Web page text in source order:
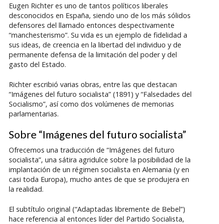
Eugen Richter es uno de tantos políticos liberales
desconocidos en España, siendo uno de los más sólidos
defensores del llamado entonces despectivamente
“manchesterismo”. Su vida es un ejemplo de fidelidad a
sus ideas, de creencia en la libertad del individuo y de
permanente defensa de la limitación del poder y del
gasto del Estado.
Richter escribió varias obras, entre las que destacan
“Imágenes del futuro socialista” (1891) y “Falsedades del
Socialismo”, así como dos volúmenes de memorias
parlamentarias.
Sobre “Imágenes del futuro socialista”
Ofrecemos una traducción de “Imágenes del futuro
socialista”, una sátira agridulce sobre la posibilidad de la
implantación de un régimen socialista en Alemania (y en
casi toda Europa), mucho antes de que se produjera en
la realidad.
El subtítulo original (“Adaptadas libremente de Bebel”)
hace referencia al entonces líder del Partido Socialista,